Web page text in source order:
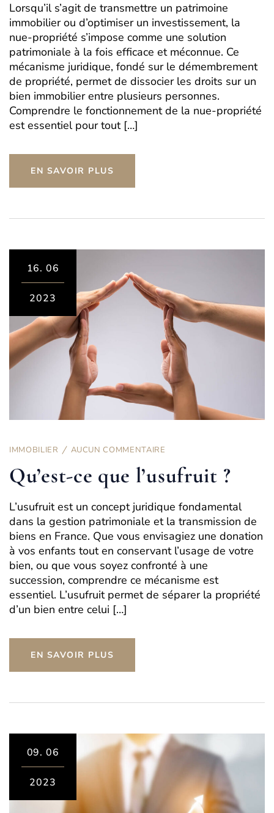
Lorsqu’il s’agit de transmettre un patrimoine
immobilier ou d’optimiser un investissement, la
nue-propriété s’impose comme une solution
patrimoniale à la fois efficace et méconnue. Ce
mécanisme juridique, fondé sur le démembrement
de propriété, permet de dissocier les droits sur un
bien immobilier entre plusieurs personnes.
Comprendre le fonctionnement de la nue-propriété
est essentiel pour tout […]
EN SAVOIR PLUS
16. 06
2023
IMMOBILIER AUCUN COMMENTAIRE
Qu’est-ce que l’usufruit ?
L’usufruit est un concept juridique fondamental
dans la gestion patrimoniale et la transmission de
biens en France. Que vous envisagiez une donation
à vos enfants tout en conservant l’usage de votre
bien, ou que vous soyez confronté à une
succession, comprendre ce mécanisme est
essentiel. L’usufruit permet de séparer la propriété
d’un bien entre celui […]
EN SAVOIR PLUS
09. 06
2023